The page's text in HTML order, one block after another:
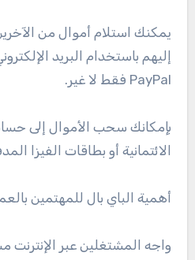
يمكنك استلام أموال من
إليهم باستخدام البريد
PayPal فقط لا غير.
بإمكانك سحب الأموال إلى
الائتمانية أو بطاقات الفيزا
أهمية الباي بال للمهتمين
واجه المشتغلين عبر